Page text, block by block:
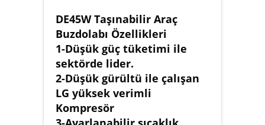
DE45W Taşınabilir Araç
Buzdolabı Özellikleri
1-Düşük güç tüketimi ile
sektörde lider.
2-Düşük gürültü ile çalışan
LG yüksek verimli
Kompresör